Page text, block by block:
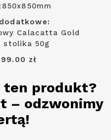
Calacatta Gold
stolika 50g
zł
ten produkt?
– odzwonimy